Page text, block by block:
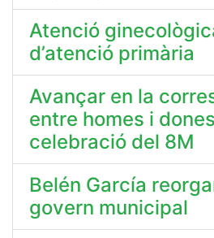
Atenció
d’atenció primària
Avançar en la
entre homes i
celebració del 8M
Belén García
govern municipal